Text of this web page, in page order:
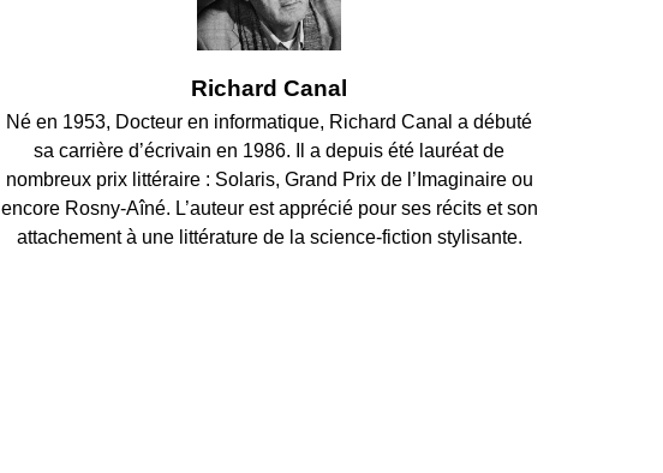
Richard Canal
Né en 1953, Docteur en informatique, Richard Canal a débuté
sa carrière d’écrivain en 1986. Il a depuis été lauréat de
nombreux prix littéraire : Solaris, Grand Prix de l’Imaginaire ou
encore Rosny-Aîné. L’auteur est apprécié pour ses récits et son
attachement à une littérature de la science-fiction stylisante.